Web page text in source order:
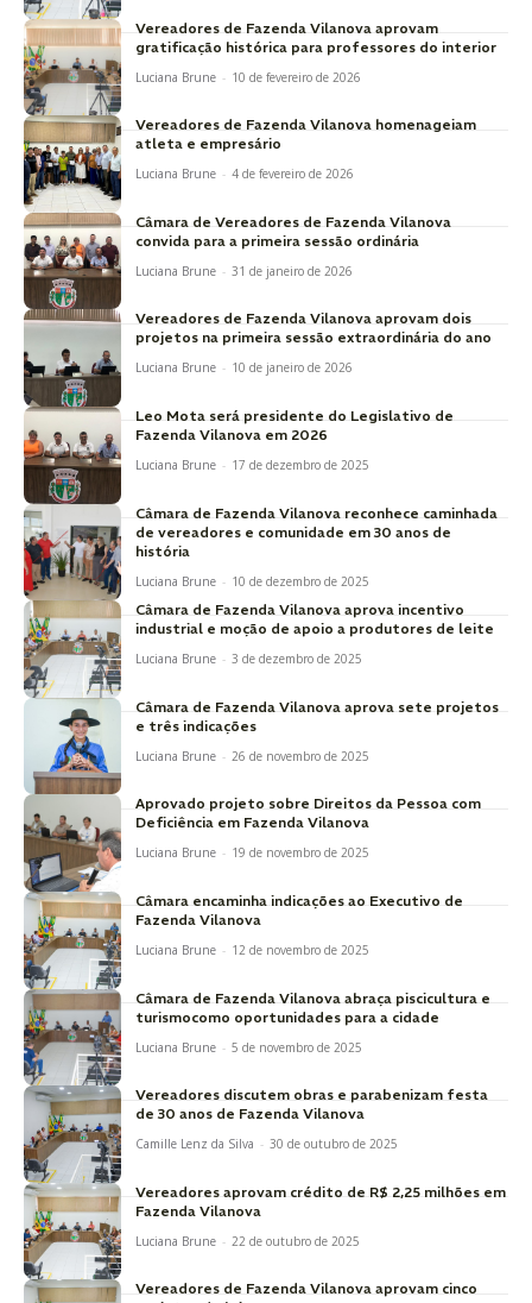
Vereadores de Fazenda Vilanova aprovam
gratificação histórica para professores do interior
Luciana Brune - 10 de fevereiro de 2026
Vereadores de Fazenda Vilanova homenageiam
atleta e empresário
Luciana Brune - 4 de fevereiro de 2026
Câmara de Vereadores de Fazenda Vilanova
convida para a primeira sessão ordinária
Luciana Brune - 31 de janeiro de 2026
Vereadores de Fazenda Vilanova aprovam dois
projetos na primeira sessão extraordinária do ano
Luciana Brune - 10 de janeiro de 2026
Leo Mota será presidente do Legislativo de
Fazenda Vilanova em 2026
Luciana Brune - 17 de dezembro de 2025
Câmara de Fazenda Vilanova reconhece caminhada
de vereadores e comunidade em 30 anos de
história
Luciana Brune - 10 de dezembro de 2025
Câmara de Fazenda Vilanova aprova incentivo
industrial e moção de apoio a produtores de leite
Luciana Brune - 3 de dezembro de 2025
Câmara de Fazenda Vilanova aprova sete projetos
e três indicações
Luciana Brune - 26 de novembro de 2025
Aprovado projeto sobre Direitos da Pessoa com
Deficiência em Fazenda Vilanova
Luciana Brune - 19 de novembro de 2025
Câmara encaminha indicações ao Executivo de
Fazenda Vilanova
Luciana Brune - 12 de novembro de 2025
Câmara de Fazenda Vilanova abraça piscicultura e
turismocomo oportunidades para a cidade
Luciana Brune - 5 de novembro de 2025
Vereadores discutem obras e parabenizam festa
de 30 anos de Fazenda Vilanova
Camille Lenz da Silva - 30 de outubro de 2025
Vereadores aprovam crédito de R$ 2,25 milhões em
Fazenda Vilanova
Luciana Brune - 22 de outubro de 2025
Vereadores de Fazenda Vilanova aprovam cinco